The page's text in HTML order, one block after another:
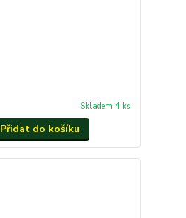
Skladem 4 ks
Přidat do košíku